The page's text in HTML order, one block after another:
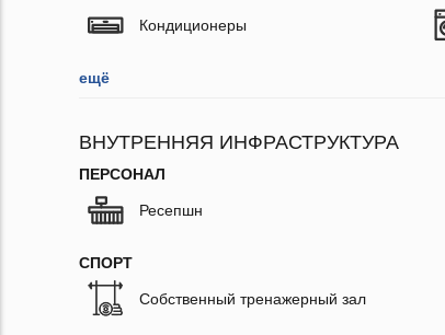
Кондиционеры
ещё
ВНУТРЕННЯЯ ИНФРАСТРУКТУРА
ПЕРСОНАЛ
Ресепшн
СПОРТ
Собственный тренажерный зал